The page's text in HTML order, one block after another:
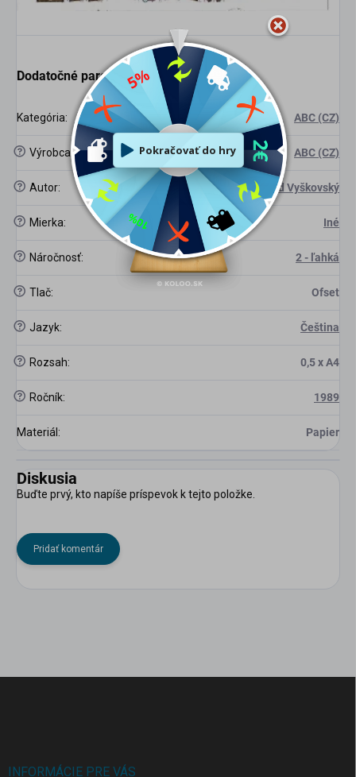
Dodatočné parametre
Kategória: ABC (CZ)
? Výrobca ABC (CZ)
? Autor: Ing. Arch. Richard Vyškovský
? Mierka: Iné
? Náročnosť: 2 - ľahká
? Tlač: Ofset
? Jazyk: Čeština
? Rozsah: 0,5 x A4
? Ročník: 1989
Materiál : Papier
Diskusia
Buďte prvý, kto napíše príspevok k tejto položke.
Pridať komentár
INFORMÁCIE PRE VÁS